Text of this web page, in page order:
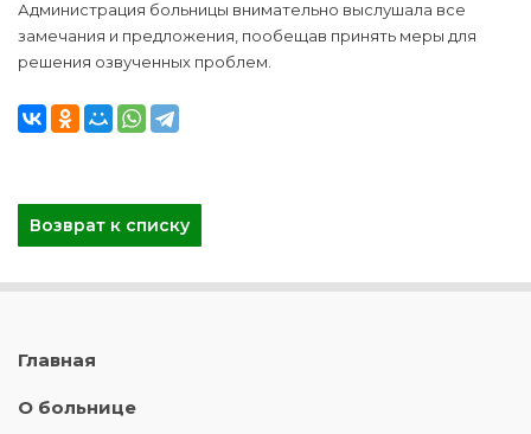
Администрация больницы внимательно выслушала все
замечания и предложения, пообещав принять меры для
решения озвученных проблем.
Возврат к списку
Главная
О больнице